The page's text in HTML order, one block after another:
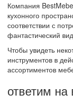
Компания
кухонного
соответствии с
фантастический
Чтобы увидеть
инструментов в
ассортиментов
ответим